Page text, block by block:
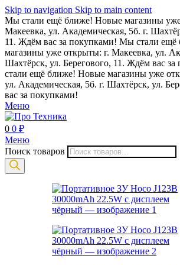
Skip to navigation Skip to main content
Мы стали ещё ближе! Новые магазины
Макеевка, ул. Академическая, 5б. г.
11. Ждём вас за покупками! Мы стали ещё
магазины уже открыты: г. Макеевка, ул.
Шахтёрск, ул. Берегового, 11. Ждём вас за
стали ещё ближе! Новые магазины уже
ул. Академическая, 5б. г. Шахтёрск, ул.
вас за покупками!
Меню
0 0 ₽
Меню
Поиск товаров